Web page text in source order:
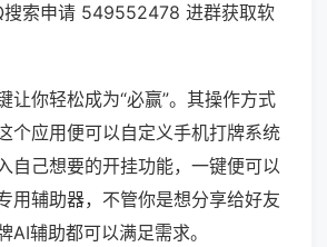
搜索申请 549552478 进群获取软
让你轻松成为“必赢”。其操作方式
个应用便可以自定义手机打牌系统
自己想要的开挂功能，一键便可以
用辅助器，不管你是想分享给好友
AI辅助都可以满足需求。